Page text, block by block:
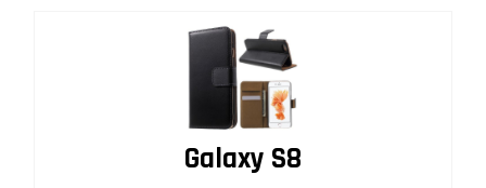
Galaxy S8